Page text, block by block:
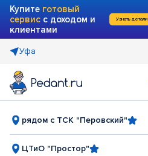
Купите готовый
сервис с доходом и
клиентами
Узнать детали
Уфа
рядом с ТСК "Перовский"
ЦТиО "Простор"